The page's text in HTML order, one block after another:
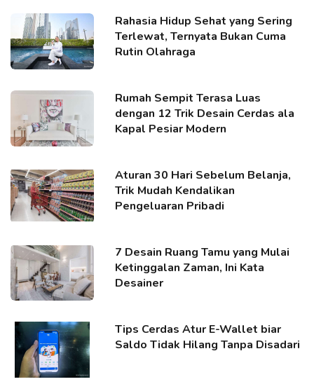
Rahasia Hidup Sehat yang Sering
Terlewat, Ternyata Bukan Cuma
Rutin Olahraga
Rumah Sempit Terasa Luas
dengan 12 Trik Desain Cerdas ala
Kapal Pesiar Modern
Aturan 30 Hari Sebelum Belanja,
Trik Mudah Kendalikan
Pengeluaran Pribadi
7 Desain Ruang Tamu yang Mulai
Ketinggalan Zaman, Ini Kata
Desainer
Tips Cerdas Atur E-Wallet biar
Saldo Tidak Hilang Tanpa Disadari